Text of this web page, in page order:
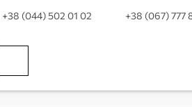
+38 (044) 502 01 02 +38 (067) 777